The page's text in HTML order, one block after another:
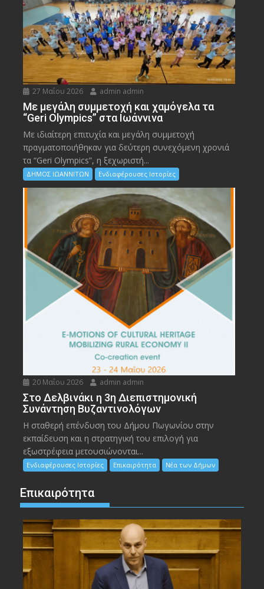
27 Μαΐου 2026 admin admin
Με μεγάλη συμμετοχή και χαμόγελα τα
“Geri Olympics” στα Ιωάννινα
Με ιδιαίτερη επιτυχία και μεγάλη συμμετοχή
πραγματοποιήθηκαν για δεύτερη συνεχόμενη χρονιά
τα “Geri Olympics”, η ξεχωριστή...
ΔΗΜΟΣ ΙΩΑΝΝΙΤΩΝ Ενδιαφέρουσες Ιστορίες
20 Μαΐου 2026 admin admin
Στο Δελβινάκι η 3η Διεπιστημονική
Συνάντηση Βυζαντινολόγων
Η σταθερή επένδυση του Δήμου Πωγωνίου στην
εκπαίδευση και η στρατηγική του επιλογή για
εξωστρέφεια μετουσιώνονται...
Ενδιαφέρουσες Ιστορίες Επικαιρότητα Νέα των Δήμων
Επικαιρότητα